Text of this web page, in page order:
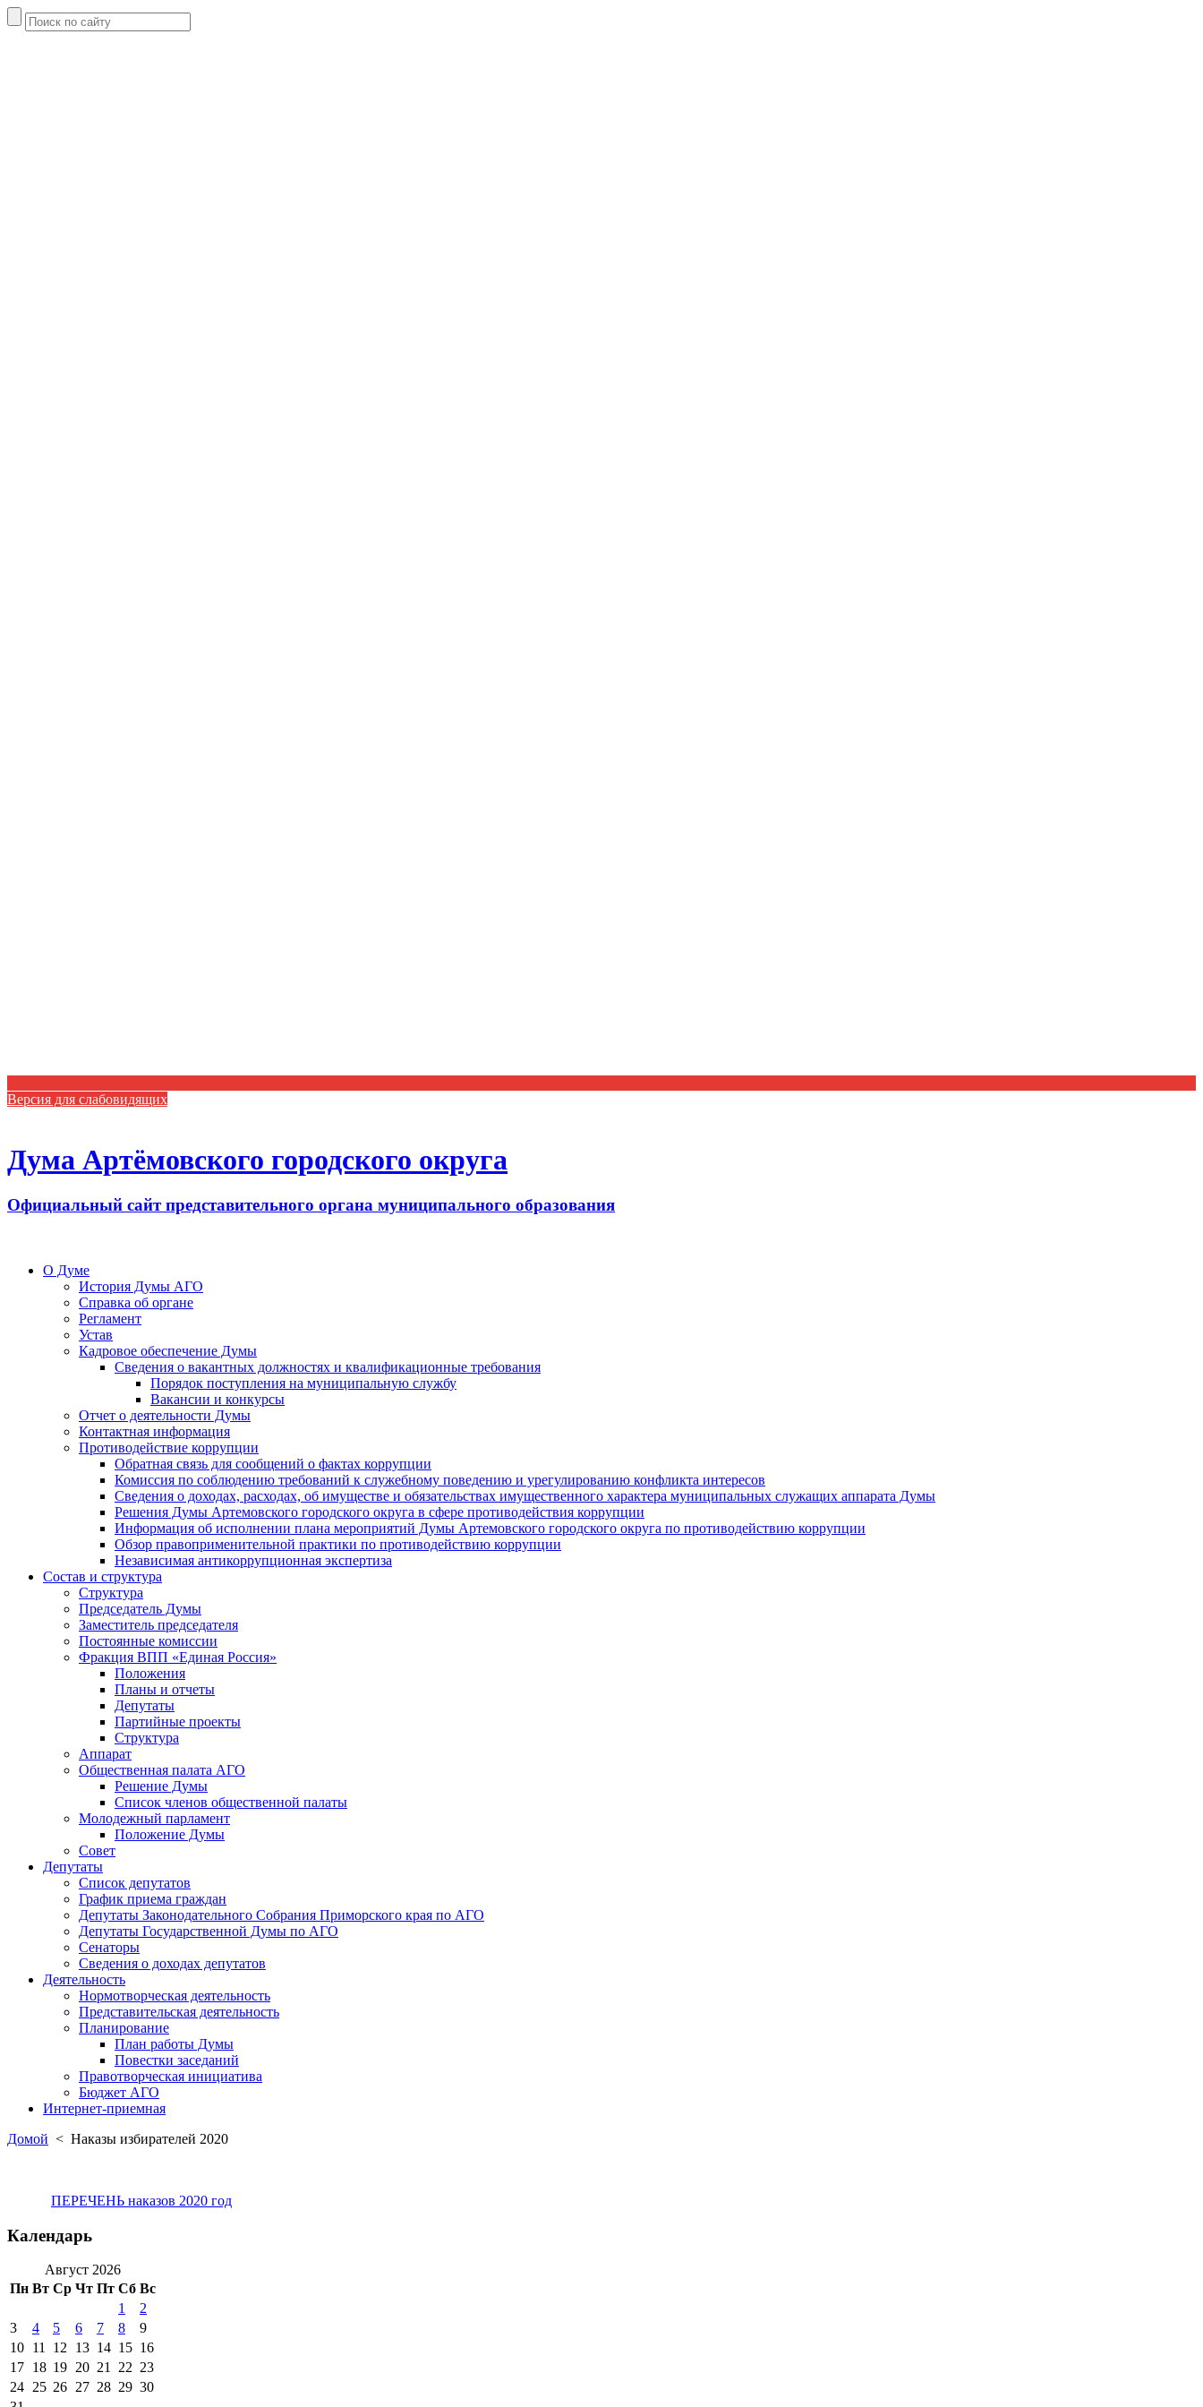
Версия для слабовидящих
Дума Артёмовского городского округа
Официальный сайт представительного органа муниципального образования
О Думе
История Думы АГО
Справка об органе
Регламент
Устав
Кадровое обеспечение Думы
Сведения о вакантных должностях и квалификационные требования
Порядок поступления на муниципальную службу
Вакансии и конкурсы
Отчет о деятельности Думы
Контактная информация
Противодействие коррупции
Обратная связь для сообщений о фактах коррупции
Комиссия по соблюдению требований к служебному поведению и урегулированию конфликта интересов
Сведения о доходах, расходах, об имуществе и обязательствах имущественного характера муниципальных служащих аппарата Думы
Решения Думы Артемовского городского округа в сфере противодействия коррупции
Информация об исполнении плана мероприятий Думы Артемовского городского округа по противодействию коррупции
Обзор правоприменительной практики по противодействию коррупции
Независимая антикоррупционная экспертиза
Состав и структура
Структура
Председатель Думы
Заместитель председателя
Постоянные комиссии
Фракция ВПП «Единая Россия»
Положения
Планы и отчеты
Депутаты
Партийные проекты
Структура
Аппарат
Общественная палата АГО
Решение Думы
Список членов общественной палаты
Молодежный парламент
Положение Думы
Совет
Депутаты
Список депутатов
График приема граждан
Депутаты Законодательного Собрания Приморского края по АГО
Депутаты Государственной Думы по АГО
Сенаторы
Сведения о доходах депутатов
Деятельность
Нормотворческая деятельность
Представительская деятельность
Планирование
План работы Думы
Повестки заседаний
Правотворческая инициатива
Бюджет АГО
Интернет-приемная
Домой < Наказы избирателей 2020
ПЕРЕЧЕНЬ наказов 2020 год
Календарь
Август 2026
Пн Вт Ср Чт Пт Сб Вс
1
2
3
4 5 6 7 8
9
10 11 12 13 14 15 16
17 18 19 20 21 22 23
24 25 26 27 28 29 30